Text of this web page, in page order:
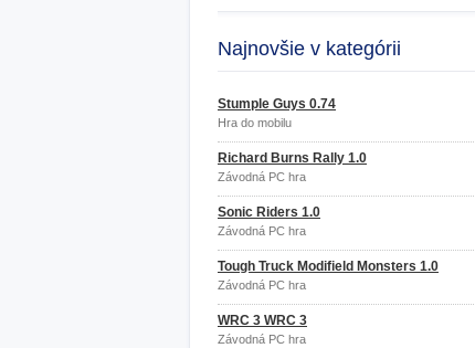
Najnovšie v kategórii
Stumple Guys 0.74
Hra do mobilu
Richard Burns Rally 1.0
Závodná PC hra
Sonic Riders 1.0
Závodná PC hra
Tough Truck Modifield Monsters 1.0
Závodná PC hra
WRC 3 WRC 3
Závodná PC hra